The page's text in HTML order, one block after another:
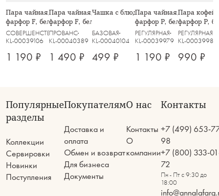
Пара чайная, 1 перс, 2 пр, 250 мл,
фарфор F, белая, Lotus white
СОВЕРШЕНСТВО
KL-00039106
1 190 ₽
Пара чайная, 1 перс, 2 пр, 250 мл,
фарфор F, белая, Цветы, Provence
ПРОВАНС
KL-00040389
1 490 ₽
Чашка с блюдцем, 220 мл, Rock
БАЗОВАЯ
KL-00040104
499 ₽
Пара чайная, 1 перс, 2
фарфор P, белая, Волны,
РЕГУЛЯРНАЯ
KL-00039979
1 190 ₽
Пара
фарфор P,
РЕГУЛЯРНАЯ
KL-00039980
990 ₽
Популярные
разделы
Коллекции
Сервировки
Новинки
Поступления
Покупателям
Доставка и
оплата
Обмен и возврат
Для бизнеса
Документы
О нас
Контакты
О
компании
Контакты
+7 (499) 653-
98
+7 (800) 333-
72
Пн - Пт с 9:30 до
18:00